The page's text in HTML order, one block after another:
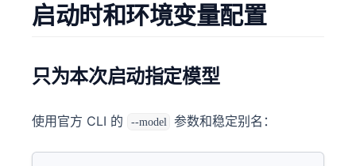
启动时和环境变量配置
只为本次启动指定模型
使用官方 CLI 的 --model 参数和稳定别名：